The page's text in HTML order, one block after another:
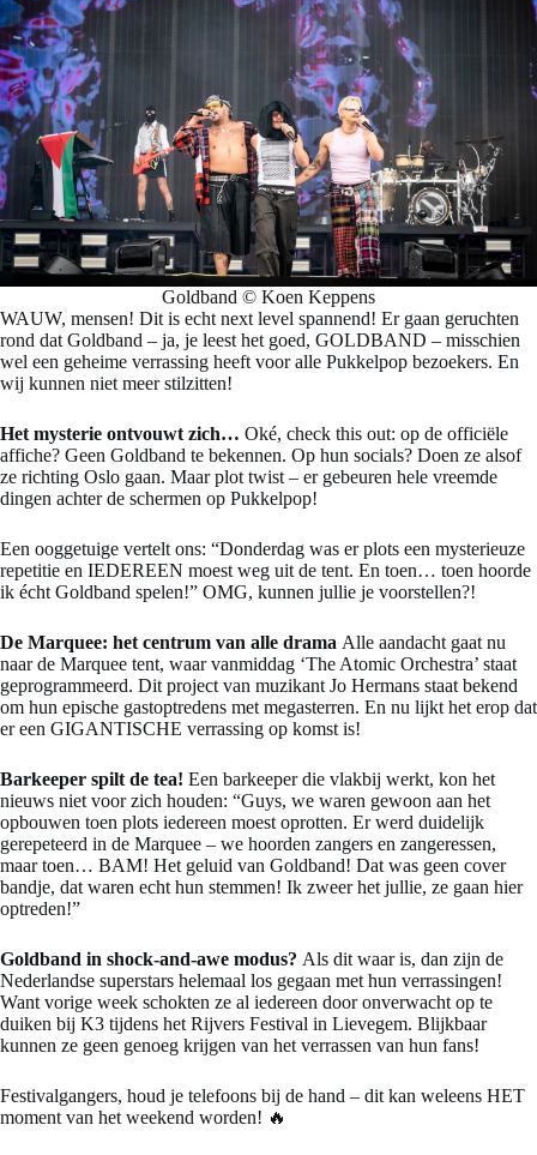
Goldband © Koen Keppens
WAUW, mensen! Dit is echt next level spannend! Er gaan geruchten
rond dat Goldband – ja, je leest het goed, GOLDBAND – misschien
wel een geheime verrassing heeft voor alle Pukkelpop bezoekers. En
wij kunnen niet meer stilzitten!
Het mysterie ontvouwt zich… Oké, check this out: op de officiële
affiche? Geen Goldband te bekennen. Op hun socials? Doen ze alsof
ze richting Oslo gaan. Maar plot twist – er gebeuren hele vreemde
dingen achter de schermen op Pukkelpop!
Een ooggetuige vertelt ons: “Donderdag was er plots een mysterieuze
repetitie en IEDEREEN moest weg uit de tent. En toen… toen hoorde
ik écht Goldband spelen!” OMG, kunnen jullie je voorstellen?!
De Marquee: het centrum van alle drama Alle aandacht gaat nu
naar de Marquee tent, waar vanmiddag ‘The Atomic Orchestra’ staat
geprogrammeerd. Dit project van muzikant Jo Hermans staat bekend
om hun epische gastoptredens met megasterren. En nu lijkt het erop dat
er een GIGANTISCHE verrassing op komst is!
Barkeeper spilt de tea! Een barkeeper die vlakbij werkt, kon het
nieuws niet voor zich houden: “Guys, we waren gewoon aan het
opbouwen toen plots iedereen moest oprotten. Er werd duidelijk
gerepeteerd in de Marquee – we hoorden zangers en zangeressen,
maar toen… BAM! Het geluid van Goldband! Dat was geen cover
bandje, dat waren echt hun stemmen! Ik zweer het jullie, ze gaan hier
optreden!”
Goldband in shock-and-awe modus? Als dit waar is, dan zijn de
Nederlandse superstars helemaal los gegaan met hun verrassingen!
Want vorige week schokten ze al iedereen door onverwacht op te
duiken bij K3 tijdens het Rijvers Festival in Lievegem. Blijkbaar
kunnen ze geen genoeg krijgen van het verrassen van hun fans!
Festivalgangers, houd je telefoons bij de hand – dit kan weleens HET
moment van het weekend worden! 🔥